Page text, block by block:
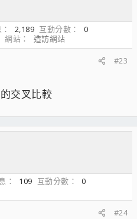
2,189 互動分數
0
網站
造訪網站
#23
交叉比較
109 互動分數
0
#24